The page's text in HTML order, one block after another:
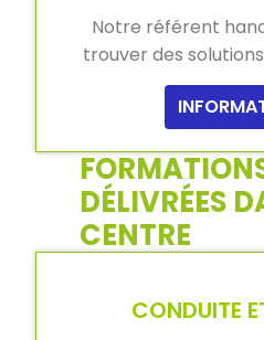
Notre référent
trouver des
DÉLIVRÉES
CENTRE
CONDUITE